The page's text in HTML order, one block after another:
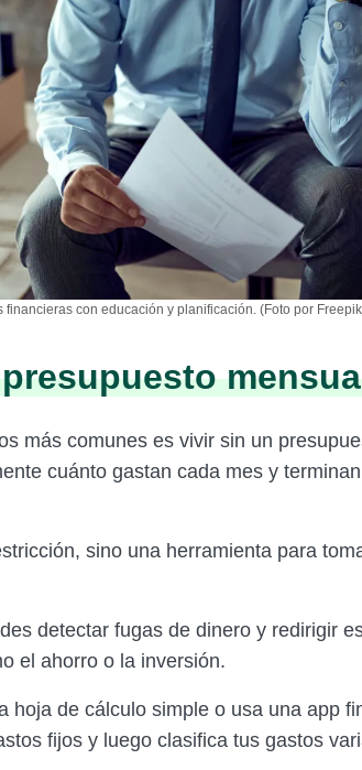
financieras con educación y planificación. (Foto por
más comunes es vivir sin un
cuánto gastan cada mes y
sino una herramienta para
detectar fugas de dinero y redirigir
el ahorro o la inversión.
hoja de cálculo simple o usa una app
fijos y luego clasifica tus gastos